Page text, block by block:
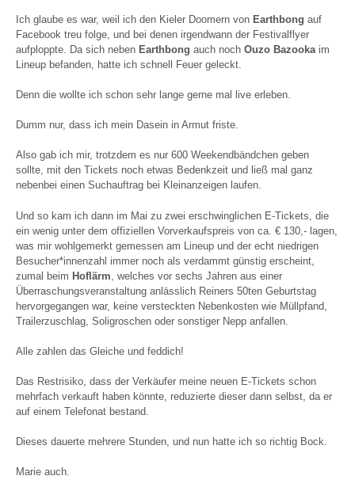
Ich glaube es war, weil ich den Kieler Doomern von Earthbong auf
Facebook treu folge, und bei denen irgendwann der Festivalflyer
aufploppte. Da sich neben Earthbong auch noch Ouzo Bazooka im
Lineup befanden, hatte ich schnell Feuer geleckt.
Denn die wollte ich schon sehr lange gerne mal live erleben.
Dumm nur, dass ich mein Dasein in Armut friste.
Also gab ich mir, trotzdem es nur 600 Weekendbändchen geben
sollte, mit den Tickets noch etwas Bedenkzeit und ließ mal ganz
nebenbei einen Suchauftrag bei Kleinanzeigen laufen.
Und so kam ich dann im Mai zu zwei erschwinglichen E-Tickets, die
ein wenig unter dem offiziellen Vorverkaufspreis von ca. € 130,- lagen,
was mir wohlgemerkt gemessen am Lineup und der echt niedrigen
Besucher*innenzahl immer noch als verdammt günstig erscheint,
zumal beim Hoflärm , welches vor sechs Jahren aus einer
Überraschungsveranstaltung anlässlich Reiners 50ten Geburtstag
hervorgegangen war, keine versteckten Nebenkosten wie Müllpfand,
Trailerzuschlag, Soligroschen oder sonstiger Nepp anfallen.
Alle zahlen das Gleiche und feddich!
Das Restrisiko, dass der Verkäufer meine neuen E-Tickets schon
mehrfach verkauft haben könnte, reduzierte dieser dann selbst, da er
auf einem Telefonat bestand.
Dieses dauerte mehrere Stunden, und nun hatte ich so richtig Bock.
Marie auch.